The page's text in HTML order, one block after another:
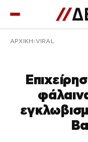
ΑΡΧΙΚΉ VIRAL